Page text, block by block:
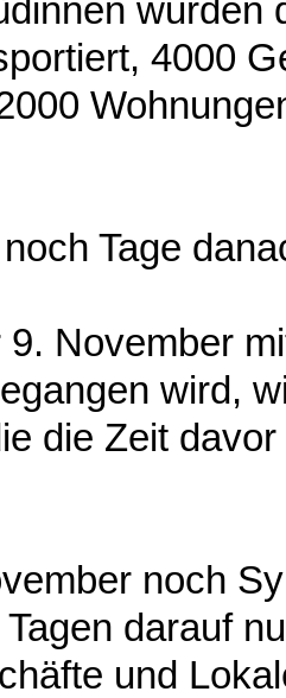
wurden
4000
Tage
November
wird,
die Zeit
noch
darauf
und